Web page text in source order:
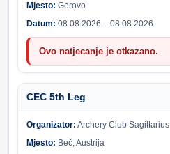
Mjesto: Gerovo
Datum: 08.08.2026 – 08.08.2026
Ovo natjecanje je otkazano.
CEC 5th Leg
Organizator: Archery Club Sagittarius
Mjesto: Beč, Austrija